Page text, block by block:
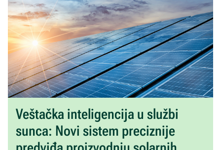
Veštačka inteligencija u službi
sunca: Novi sistem preciznije